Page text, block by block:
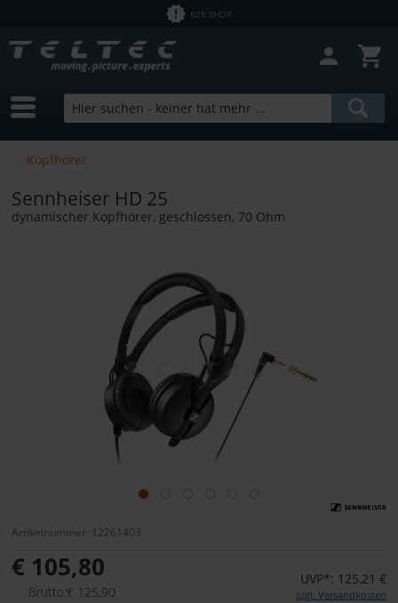
B2B SHOP
Kopfhörer
Sennheiser HD 25
dynamischer Kopfhörer, geschlossen, 70 Ohm
Artikelnummer: 12261403
€ 105,80
Brutto:€ 125,90
UVP*: 125,21 €
zzgl. Versandkosten
Sofort lieferbar
Hersteller
von1,00 € bis 11312,09 €